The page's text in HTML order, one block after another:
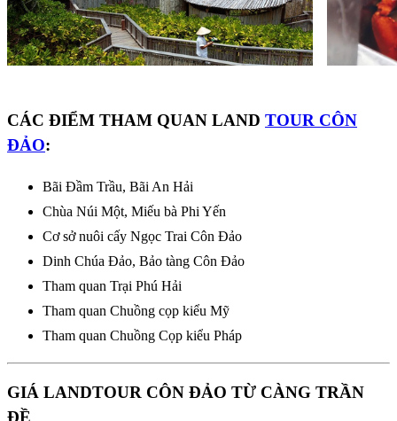
CÁC ĐIỂM THAM QUAN LAND TOUR CÔN
ĐẢO:
Bãi Đầm Trầu, Bãi An Hải
Chùa Núi Một, Miếu bà Phi Yến
Cơ sở nuôi cấy Ngọc Trai Côn Đảo
Dinh Chúa Đảo, Bảo tàng Côn Đảo
Tham quan Trại Phú Hải
Tham quan Chuồng cọp kiểu Mỹ
Tham quan Chuồng Cọp kiểu Pháp
GIÁ LANDTOUR CÔN ĐẢO TỪ CÀNG TRẦN